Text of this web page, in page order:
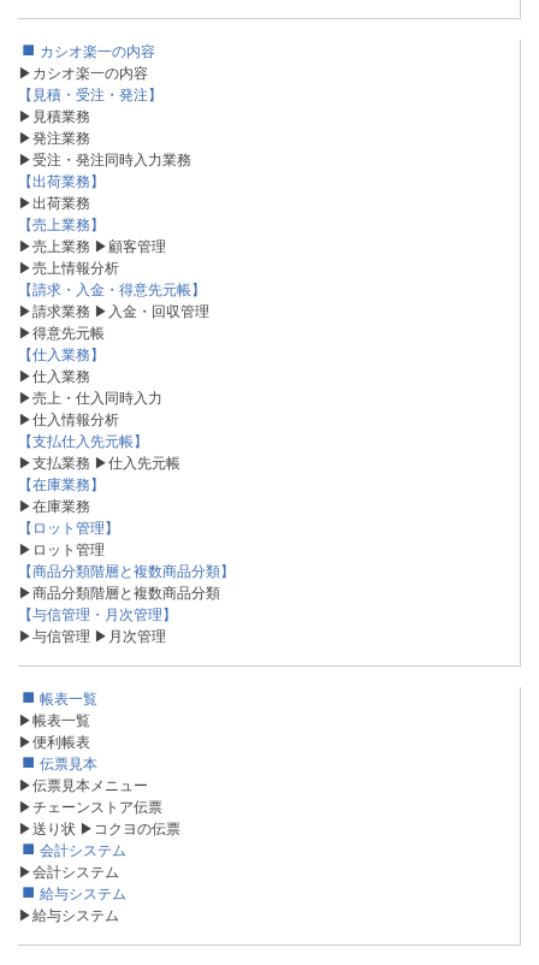
カシオ楽一の内容
▶カシオ楽一の内容
【見積・受注・発注】
▶見積業務
▶発注業務
▶受注・発注同時入力業務
【出荷業務】
▶出荷業務
【売上業務】
▶売上業務 ▶顧客管理
▶売上情報分析
【請求・入金・得意先元帳】
▶請求業務 ▶入金・回収管理
▶得意先元帳
【仕入業務】
▶仕入業務
▶売上・仕入同時入力
▶仕入情報分析
【支払仕入先元帳】
▶支払業務 ▶仕入先元帳
【在庫業務】
▶在庫業務
【ロット管理】
▶ロット管理
【商品分類階層と複数商品分類】
▶商品分類階層と複数商品分類
【与信管理・月次管理】
▶与信管理 ▶月次管理
帳表一覧
▶帳表一覧
▶便利帳表
伝票見本
▶伝票見本メニュー
▶チェーンストア伝票
▶送り状 ▶コクヨの伝票
会計システム
▶会計システム
給与システム
▶給与システム